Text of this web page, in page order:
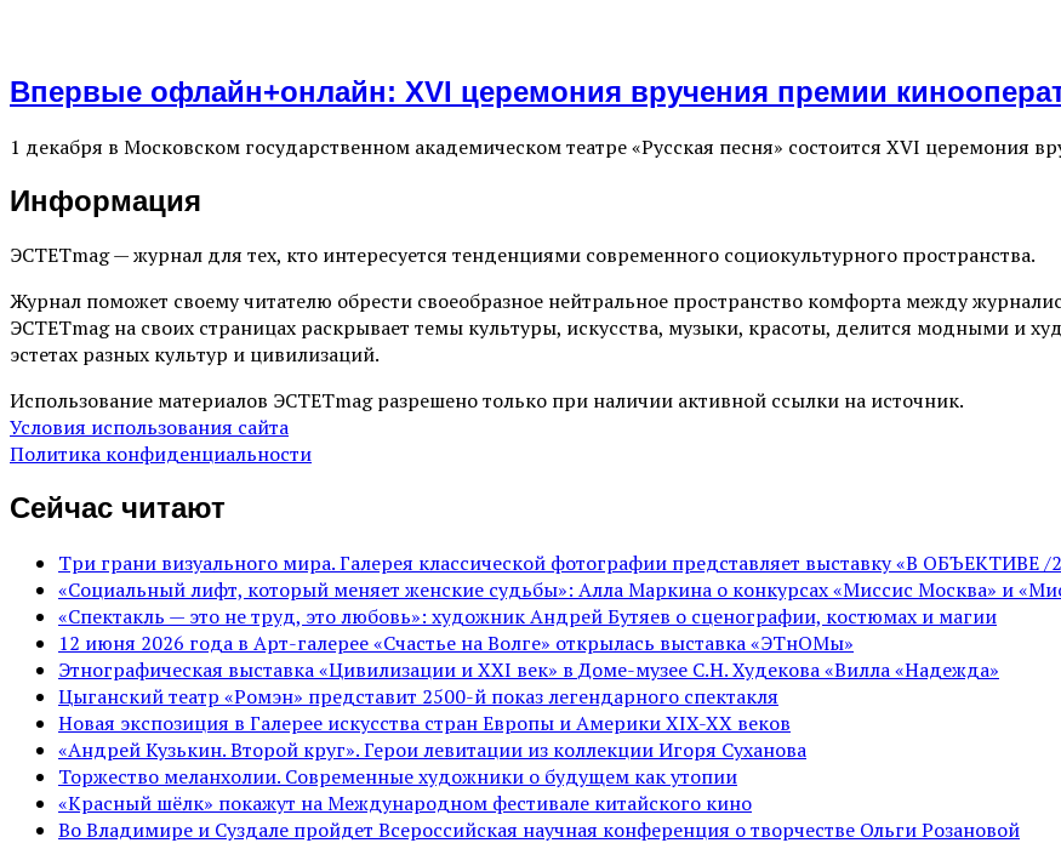
Впервые офлайн+онлайн: ХVI церемония вручения премии
1 декабря в Московском государственном академическом театре «Русская песня» состоится ХVI церемония
Информация
ЭСТЕТmag — журнал для тех, кто интересуется тенденциями современного социокультурного пространства.
Журнал поможет своему читателю обрести своеобразное нейтральное пространство комфорта между
ЭСТЕТmag на своих страницах раскрывает темы культуры, искусства, музыки, красоты, делится модными и
эстетах разных культур и цивилизаций.
Использование материалов ЭСТЕТmag разрешено только при наличии активной ссылки на источник.
Условия использования сайта
Политика конфиденциальности
Сейчас читают
Три грани визуального мира. Галерея классической фотографии представляет выставку «В ОБЪЕКТИВЕ /
«Социальный лифт, который меняет женские судьбы»: Алла Маркина о конкурсах «Миссис Москва» и
«Спектакль — это не труд, это любовь»: художник Андрей Бутяев о сценографии, костюмах и магии
12 июня 2026 года в Арт-галерее «Счастье на Волге» открылась выставка «ЭТнОМы»
Этнографическая выставка «Цивилизации и ХХI век» в Доме-музее С.Н. Худекова «Вилла «Надежда»
Цыганский театр «Ромэн» представит 2500-й показ легендарного спектакля
Новая экспозиция в Галерее искусства стран Европы и Америки XIX-XX веков
«Андрей Кузькин. Второй круг». Герои левитации из коллекции Игоря Суханова
Торжество меланхолии. Современные художники о будущем как утопии
«Красный шёлк» покажут на Международном фестивале китайского кино
Во Владимире и Суздале пройдет Всероссийская научная конференция о творчестве Ольги Розановой